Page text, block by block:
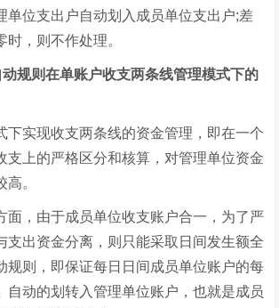
单位支出户自动划入成员单位支出户;差
，则不作处理。
则在单账户收支两条线管理模式下的
实现收支两条线的资金管理，即在一个
支上的严格区分和核算，对管理单位资金
。
，由于成员单位收支账户合一，为了严
支出资金分离，则只能采取日间发生额全
规则，即保证每日日间成员单位账户的每
自动的划转入管理单位账户，也就是成员